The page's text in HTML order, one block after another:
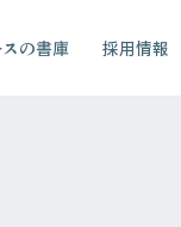
の書庫 採用情報